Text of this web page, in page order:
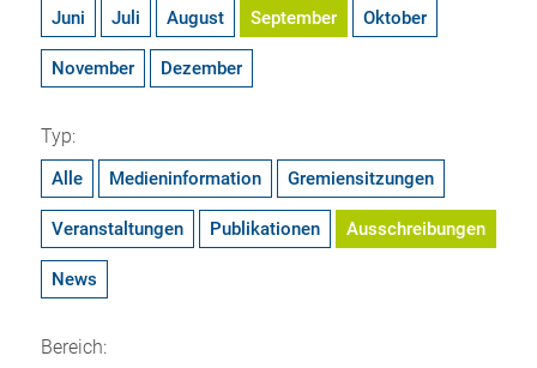
Juni Juli August September Oktober
November Dezember
Typ:
Alle Medieninformation Gremiensitzungen
Veranstaltungen Publikationen Ausschreibungen
News
Bereich: